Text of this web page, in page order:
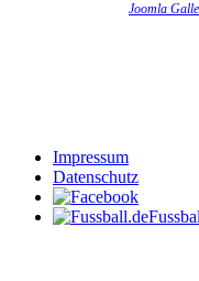
Joomla
Impressum
Datenschutz